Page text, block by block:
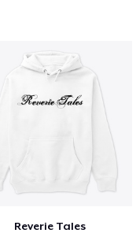
Reverie Tales